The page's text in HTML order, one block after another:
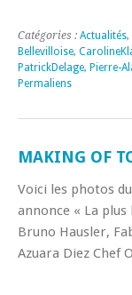
Catégories : Actualités,
Bellevilloise,
PatrickDelage, Pierre-
Permaliens
MAKING OF
Voici les photos
annonce « La
Bruno Hausler,
Azuara Diez Chef